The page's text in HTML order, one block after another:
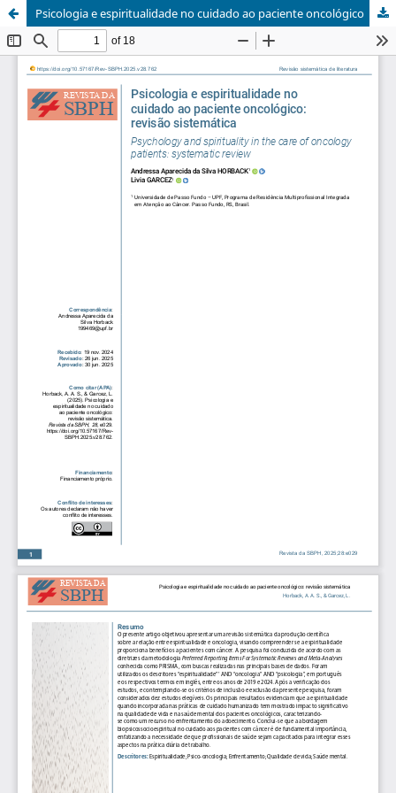
Psicologia e espiritualidade no cuidado ao paciente oncológico